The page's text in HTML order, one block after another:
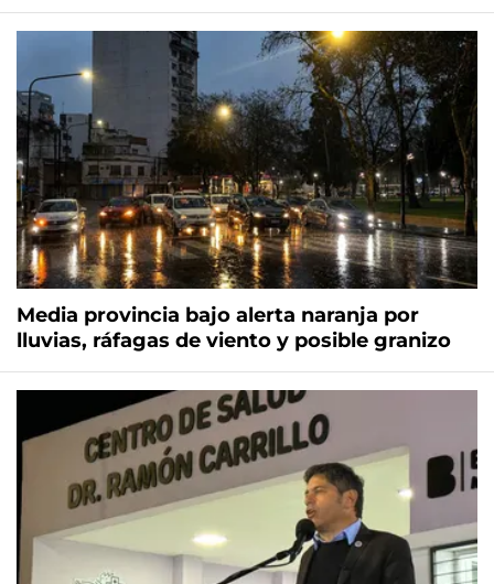
Media provincia bajo alerta naranja por
lluvias, ráfagas de viento y posible granizo